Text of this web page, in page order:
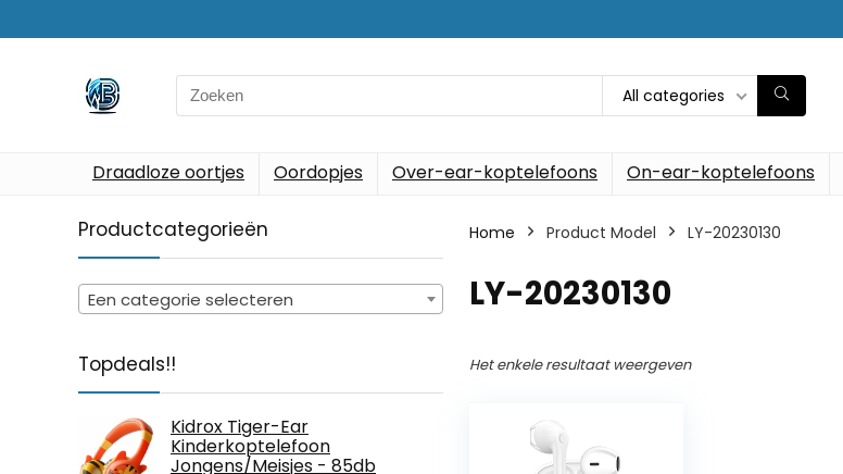
Search
for:
All categories
Draadloze oortjes Oordopjes Over-ear-koptelefoons On-ear-koptelefoons
Productcategorieën
Een categorie selecteren
Topdeals!!
Kidrox Tiger-Ear
Kinderkoptelefoon
Jongens/Meisjes - 85db
Home Product Model ‎LY-20230130
‎LY-20230130
Het enkele resultaat weergeven